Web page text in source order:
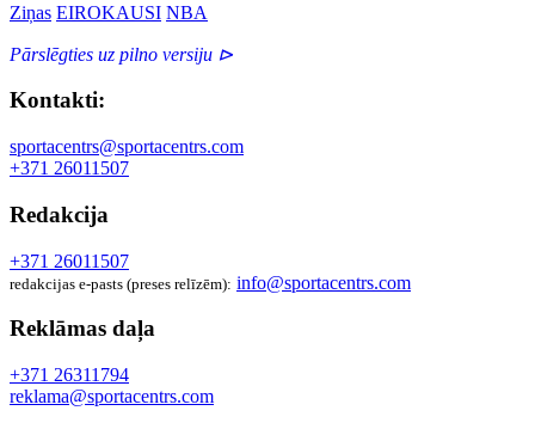
Ziņas EIROKAUSI NBA
Pārslēgties uz pilno versiju ⊳
Kontakti:
sportacentrs@sportacentrs.com
+371 26011507
Redakcija
+371 26011507
redakcijas e-pasts (preses relīzēm): info@sportacentrs.com
Reklāmas daļa
+371 26311794
reklama@sportacentrs.com